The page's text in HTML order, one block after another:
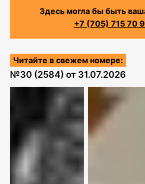
Здесь могла бы быть
+7 (705) 715 70
Читайте в свежем номере:
№30 (2584) от 31.07.2026